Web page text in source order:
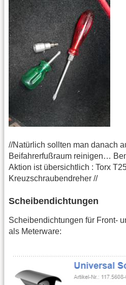
//Natürlich sollten man danach
Beifahrerfußraum reinigen…
Aktion ist übersichtlich : Torx
Kreuzschraubendreher //
Scheibendichtungen
Scheibendichtungen für Front-
als Meterware: